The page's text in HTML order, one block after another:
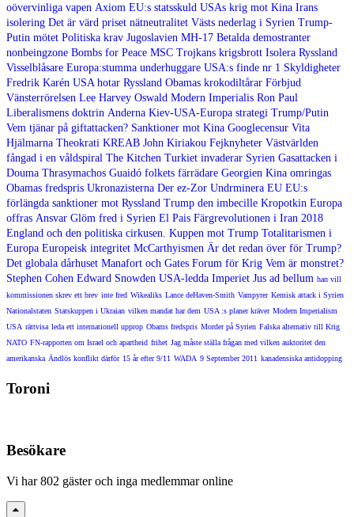
oövervinliga vapen Axiom EU:s statsskuld USAs krig mot Kina Irans
isolering Det är värd priset nätneutralitet Västs nederlag i Syrien Trump-
Putin mötet Politiska krav Jugoslavien MH-17 Betalda demostranter
nonbeingzone Bombs for Peace MSC Trojkans krigsbrott Isolera Ryssland
Visselblåsare Europa:stumma underhuggare USA:s finde nr 1 Skyldigheter
Fredrik Karén USA hotar Ryssland Obamas krokodiltårar Förbjud
Vänsterrörelsen Lee Harvey Oswald Modern Imperialis Ron Paul
Liberalismens doktrin Anderna Kiev-USA-Europa strategi Trump/Putin
Vem tjänar på giftattacken? Sanktioner mot Kina Googlecensur Vita
Hjälmarna Theokrati KREAB John Kiriakou Fejknyheter Västvärlden
fångad i en våldspiral The Kitchen Turkiet invaderar Syrien Gasattacken i
Douma Thrasymachos Guaidó folkets färrädare Georgien Kina omringas
Obamas fredspris Ukronazisterna Der ez-Zor Undrminera EU EU:s
förlängda sanktioner mot Ryssland Trump den imbecille Kropotkin Europa
offras Ansvar Glöm fred i Syrien El Pais Färgrevolutionen i Iran 2018
England och den politiska cirkusen. Kuppen mot Trump Totalitarismen i
Europa Europeisk integritet McCarthyismen Är det redan över för Trump?
Det globala dårhuset Manafort och Gates Forum för Krig Vem är monstret?
Stephen Cohen Edward Snowden USA-ledda Imperiet Jus ad bellum han vill
kommissionen skrev ett brev inte fred Wikealiks Lance deHaven-Smith Vampyrer Kemisk attack i Syrien
Nationalstaten Statskuppen i Ukraian vilken mandat har dem USA :s planer kräver Modern Imperialism
USA rättvisa leda ett internationell upprop Obams fredspris Morder på Syrien Falska alternativ till Krig
NATO FN-rapporten om Israel och apartheid frihet Jag måste ställa frågan med vilken auktoritet den
amerikanska Ändlös konflikt därför 15 år efter 9/11 WADA 9 September 2011 kanadensiska antidopping
Toroni
Besökare
Vi har 802 gäster och inga medlemmar online